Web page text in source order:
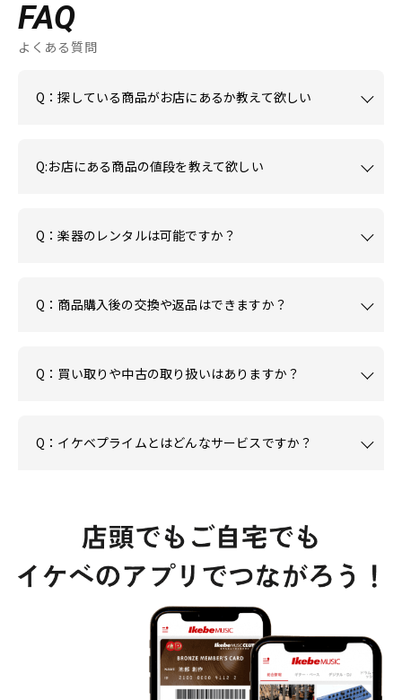
FAQ
よくある質問
Q：探している商品がお店にあるか教えて欲しい
Q:お店にある商品の値段を教えて欲しい
Q：楽器のレンタルは可能ですか？
Q：商品購入後の交換や返品はできますか？
Q：買い取りや中古の取り扱いはありますか？
Q：イケベプライムとはどんなサービスですか？